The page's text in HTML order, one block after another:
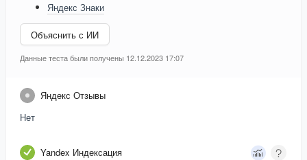
Яндекс Знаки
Объяснить с ИИ
Данные теста были получены 12.12.2023 17:07
Яндекс Отзывы
Нет
Yandex Индексация